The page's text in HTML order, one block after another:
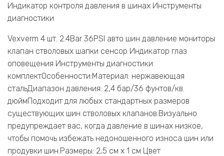
Индикатор контроля давления в шинах Инструменты
диагностики
Vexverm 4 шт. 2.4Bar 36PSI авто шин давление мониторы
клапан стволовых шапки сенсор Индикатор глаз
оповещения Инструменты диагностики
комплектОсобенности:Материал: нержавеющая
стальДиапазон давления: 2,4 бар/36 фунтов/кв.
дюймПодходит для любых стандартных размеров
существующих шин стволовых клапанов.Визуально
предупреждает вас, когда давление в шинах низкое,
чтобы помочь избежать недоношенного износа шин или
продувки шин.Размеры: 2,5 см x 1 см Цвет